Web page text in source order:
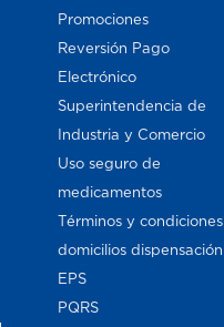
Promociones
Reversión Pago
Electrónico
Superintendencia de
Industria y Comercio
Uso seguro de
medicamentos
Términos y condiciones
domicilios dispensación
EPS
PQRS